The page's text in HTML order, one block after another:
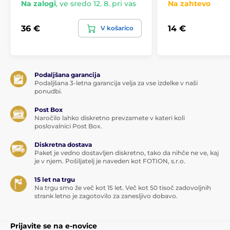
klasičnega aromatičnega olja, ki pri gorenju
neugodno obremenjuje organizem.
Uporabljen je inteligenten stenj, ki se ne utaplja in
Komu so namenjene sveče Magnetifico –
power of pheromones aphrodisiac candle?
afrodiziakalno, zapeljivo, prijetno, intimno vzdušje
Na zalogi, ve sredo 12. 8. pri vas
36 € V košarico
Na zahtevo
14 €
Podaljšana garancija
Podaljšana 3-letna garancija velja za vse izdelke v naši
ponudbi.
Post Box
Naročilo lahko diskretno prevzamete v kateri koli
poslovalnici Post Box.
Diskretna dostava
Paket je vedno dostavljen diskretno, tako da nihče ne ve, kaj
je v njem. Pošiljatelj je naveden kot FOTION, s.r.o.
15 let na trgu
Na trgu smo že več kot 15 let. Več kot 50 tisoč zadovoljnih
strank letno je zagotovilo za zanesljivo dobavo.
Prijavite se na e-novice